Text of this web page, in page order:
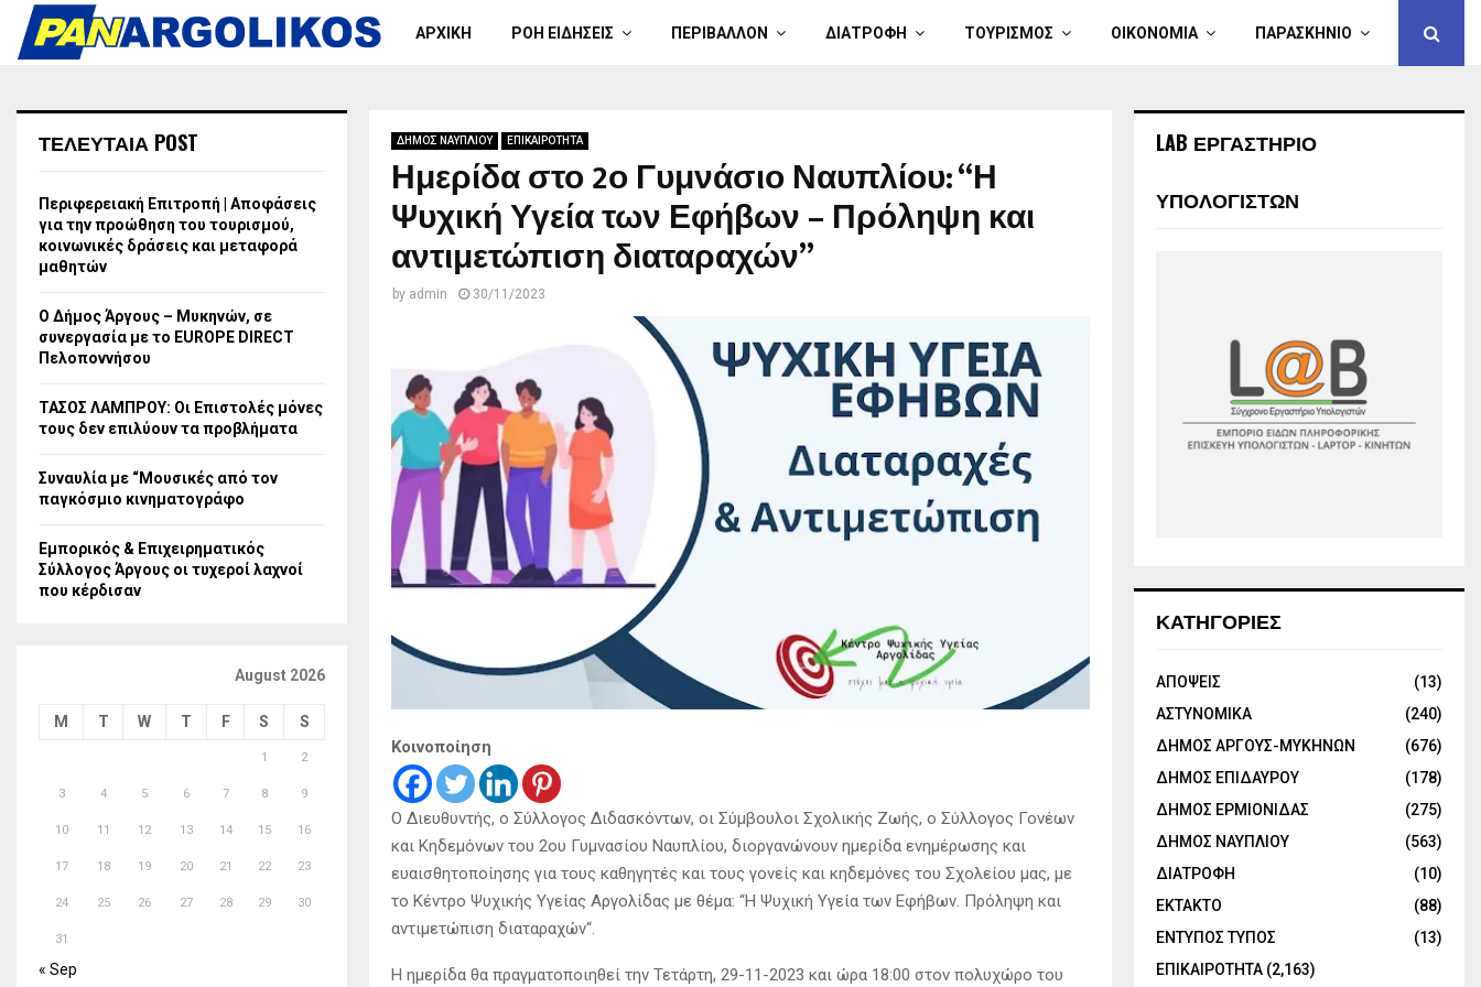
ΑΡΧΙΚΗ ΡΟΗ ΕΙΔΗΣΕΙΣ ΠΕΡΙΒΑΛΛΟΝ ΔΙΑΤΡΟΦΗ ΤΟΥΡΙΣΜΟΣ ΟΙΚΟΝΟΜΙΑ ΠΑΡΑΣΚΗΝΙΟ
ΔΗΜΟΣ ΝΑΥΠΛΙΟΥ ΕΠΙΚΑΙΡΟΤΗΤΑ
Ημερίδα στο 2ο Γυμνάσιο Ναυπλίου: “Η
Ψυχική Υγεία των Εφήβων – Πρόληψη και
αντιμετώπιση διαταραχών”
by admin 30/11/2023
Κοινοποίηση
Ο Διευθυντής, ο Σύλλογος Διδασκόντων, οι Σύμβουλοι Σχολικής Ζωής, ο Σύλλογος Γονέων
και Κηδεμόνων του 2ου Γυμνασίου Ναυπλίου, διοργανώνουν ημερίδα ενημέρωσης και
ευαισθητοποίησης για τους καθηγητές και τους γονείς και κηδεμόνες του Σχολείου μας, με
το Κέντρο Ψυχικής Υγείας Αργολίδας με θέμα: “Η Ψυχική Υγεία των Εφήβων. Πρόληψη και
αντιμετώπιση διαταραχών“.
Η ημερίδα θα πραγματοποιηθεί την Τετάρτη, 29-11-2023 και ώρα 18:00 στον πολυχώρο του
ΤΕΛΕΥΤΑΙΑ POST
Περιφερειακή Επιτροπή | Αποφάσεις
για την προώθηση του τουρισμού,
κοινωνικές δράσεις και μεταφορά
μαθητών
Ο Δήμος Άργους – Μυκηνών, σε
συνεργασία με το EUROPE DIRECT
Πελοποννήσου
ΤΑΣΟΣ ΛΑΜΠΡΟΥ: Οι Επιστολές μόνες
τους δεν επιλύουν τα προβλήματα
Συναυλία με “Μουσικές από τον
παγκόσμιο κινηματογράφο
Εμπορικός & Επιχειρηματικός
Σύλλογος Άργους οι τυχεροί λαχνοί
που κέρδισαν
August 2026
M T W T F S S
1 2
3 4 5 6 7 8 9
10 11 12 13 14 15 16
17 18 19 20 21 22 23
24 25 26 27 28 29 30
31
« Sep
LAB ΕΡΓΑΣΤΗΡΙΟ
ΥΠΟΛΟΓΙΣΤΩΝ
ΚΑΤΗΓΟΡΙΕΣ
ΑΠΟΨΕΙΣ
(13)
ΑΣΤΥΝΟΜΙΚΑ
(240)
ΔΗΜΟΣ ΑΡΓΟΥΣ-ΜΥΚΗΝΩΝ
(676)
ΔΗΜΟΣ ΕΠΙΔΑΥΡΟΥ
(178)
ΔΗΜΟΣ ΕΡΜΙΟΝΙΔΑΣ
(275)
ΔΗΜΟΣ ΝΑΥΠΛΙΟΥ
(563)
ΔΙΑΤΡΟΦΗ
(10)
ΕΚΤΑΚΤΟ
(88)
ΕΝΤΥΠΟΣ ΤΥΠΟΣ
(13)
ΕΠΙΚΑΙΡΟΤΗΤΑ (2,163)